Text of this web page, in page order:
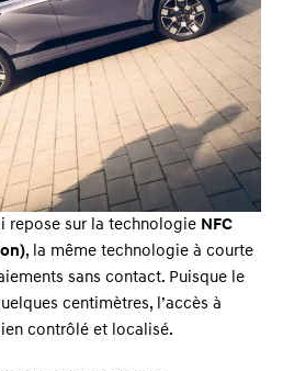
repose sur la technologie NFC
, la même technologie à courte
sans contact. Puisque le
centimètres, l’accès à
contrôlé et localisé.